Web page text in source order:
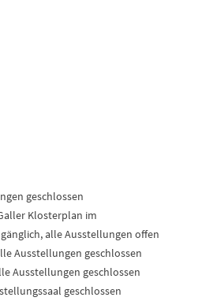
geschlossen
Klosterplan im
alle Ausstellungen offen
Ausstellungen geschlossen
Ausstellungen geschlossen
geschlossen